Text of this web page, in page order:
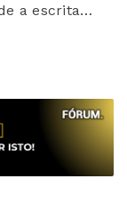
a escrita